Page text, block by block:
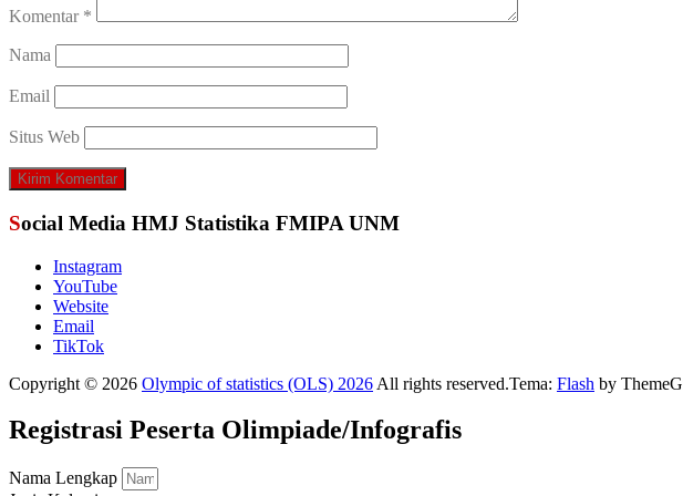
Komentar *
Nama
Email
Situs Web
Social Media HMJ Statistika FMIPA UNM
Instagram
YouTube
Website
Email
TikTok
Copyright © 2026 Olympic of statistics (OLS) 2026 All rights reserved.Tema: Flash by
Registrasi Peserta Olimpiade/Infografis
Nama Lengkap